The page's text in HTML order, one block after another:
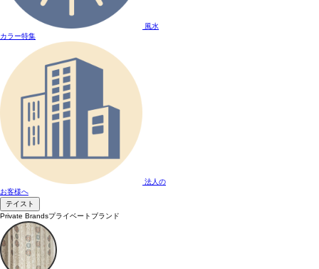
風水
カラー特集
法人の
お客様へ
テイスト
Private Brandsプライベートブランド